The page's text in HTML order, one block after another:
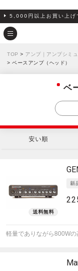
5,000円以上お買い上げ
TOP > アンプ｜アンプシミ
> ベースアンプ（ヘッド）
ベ
安い順
軽量でありながら800Wの